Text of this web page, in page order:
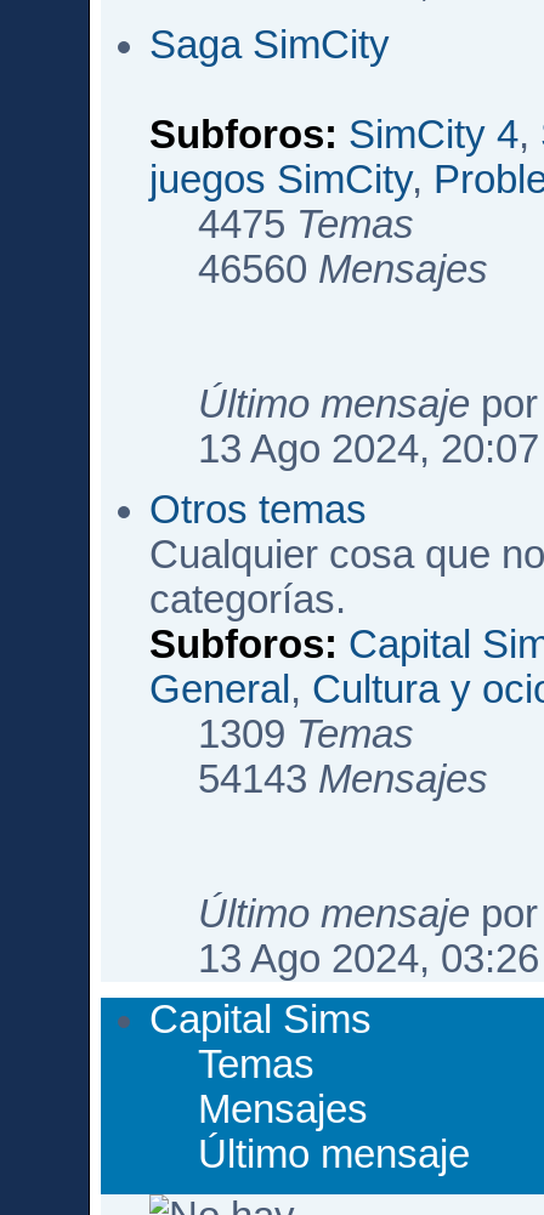
Saga SimCity
Subforos: SimCity 4,
juegos SimCity,
4475 Temas
46560 Mensajes
Último mensaje
13 Ago 2024, 20:07
Otros temas
Cualquier cosa que
categorías.
Subforos: Capital
General , Cultura y
1309 Temas
54143 Mensajes
Último mensaje
13 Ago 2024, 03:26
Capital Sims
Temas
Mensajes
Último mensaje